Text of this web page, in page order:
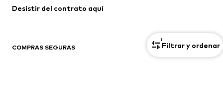
1
Filtrar y ordenar
Ropa de baño
Desistir del contrato aquí
COMPRAS SEGURAS